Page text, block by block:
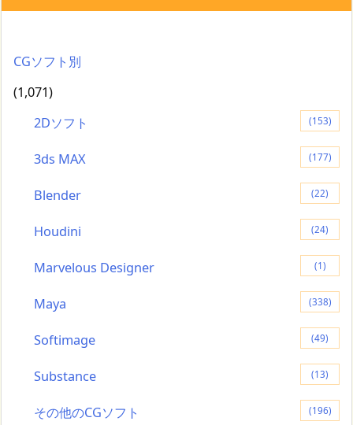
CGソフト別
(1,071)
2Dソフト
(153)
3ds MAX (177)
Blender (22)
Houdini (24)
Marvelous Designer (1)
Maya (338)
Softimage (49)
Substance (13)
その他のCGソフト (196)